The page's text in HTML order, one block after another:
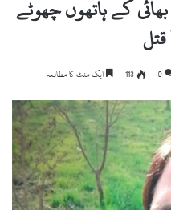
کے ہاتھوں چھوٹے
قتل
0
113 ایک منٹ کا مطالعہ